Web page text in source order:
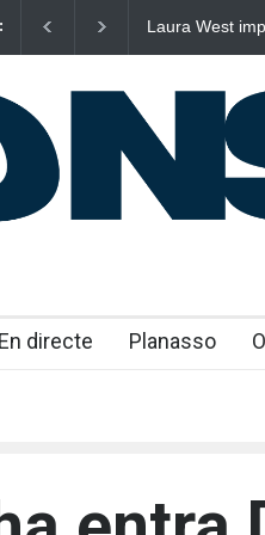
Laura West
directe Planasso